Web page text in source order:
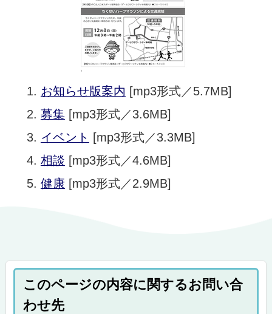
お知らせ版案内 [mp3形式／5.7MB]
募集 [mp3形式／3.6MB]
イベント
[mp3形式／3.3MB]
相談 [mp3形式／4.6MB]
健康 [mp3形式／2.9MB]
このページの内容に関するお問い合
わせ先